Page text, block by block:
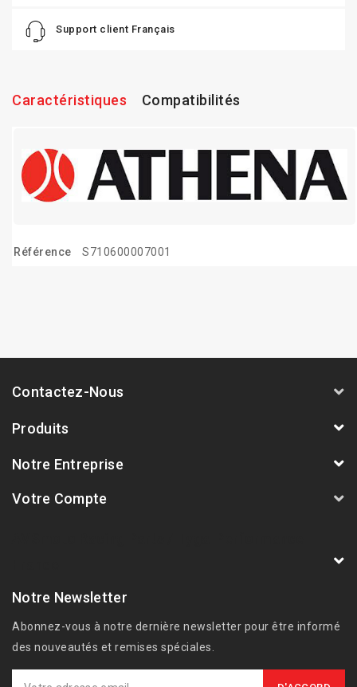
Support client Français
Caractéristiques Compatibilités
Référence S710600007001
Contactez-Nous
Produits
Notre Entreprise
Votre Compte
Notre Newsletter
Abonnez-vous à notre dernière newsletter pour être informé
des nouveautés et remises spéciales.